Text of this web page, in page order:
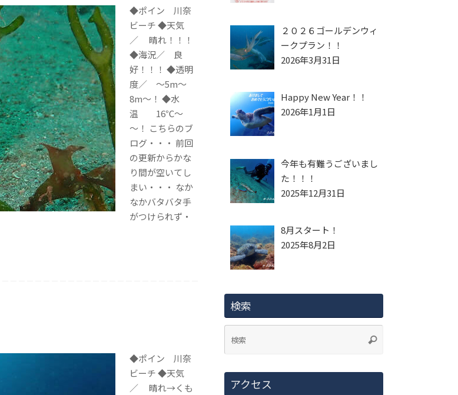
◆ポイン 川奈
ビーチ ◆天気
／ 晴れ！！！
◆海況／ 良
好！！！ ◆透明
度／ ～5m～
8m～！ ◆水
温 16℃～
～！ こちらのブ
ログ・・・ 前回
の更新からかな
り間が空いてし
まい・・・ なか
なかバタバタ手
がつけられず・
◆ポイン 川奈
ビーチ ◆天気
／ 晴れ→くも
２０２６ゴールデンウィ
ークプラン！！
2026年3月31日
Happy New Year！！
2026年1月1日
今年も有難うございまし
た！！！
2025年12月31日
8月スタート！
2025年8月2日
検索
アクセス